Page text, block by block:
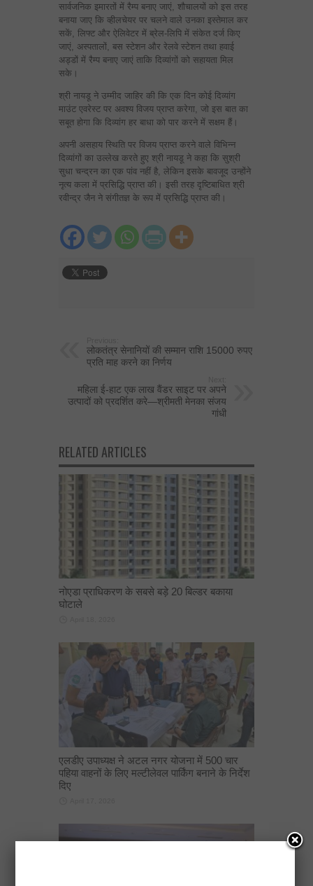
सार्वजनिक इमारतों में रैम्प बनाए जाएं, शौचालयों को इस तरह
बनाया जाए कि व्हीलचेयर पर चलने वाले उनका इस्तेमाल कर
सकें, लिफ्ट और ऐलिवेटर में ब्रेल-लिपि में संकेत दर्ज किए
जाएं, अस्पतालों, बस स्टेशन और रेलवे स्टेशन तथा हवाई
अड्डों में रैम्प बनाए जाएं ताकि दिव्यांगों को सहायता मिल
सके।
श्री नायडू ने उम्मीद जाहिर की कि एक दिन कोई दिव्यांग
माउंट एवरेस्ट पर अवश्य विजय प्राप्त करेगा, जो इस बात का
सबूत होगा कि दिव्यांग हर बाधा को पार करने में सक्षम हैं।
अपनी असहाय स्थिति पर विजय प्राप्त करने वाले विभिन्न
दिव्यांगों का उल्लेख करते हुए श्री नायडू ने कहा कि सुश्री
सुधा चन्द्रन का एक पांव नहीं है, लेकिन इसके बावजूद उन्होंने
नृत्य कला में प्रसिद्धि प्राप्त की। इसी तरह दृष्टिबाधित श्री
रवीन्द्र जैन ने संगीतज्ञ के रूप में प्रसिद्धि प्राप्त की।
लोकतंत्र सेनानियों की सम्मान राशि 15000 रुपए
प्रति माह करने का निर्णय
महिला ई-हाट एक लाख वैंडर साइट पर अपने
उत्‍पादों को प्र‍दर्शित करे—श्रीमती मेनका संजय
गांधी
RELATED ARTICLES
नोएडा प्राधिकरण के सबसे बड़े 20 बिल्डर बकाया
घोटाले
एलडीए उपाध्यक्ष ने अटल नगर योजना में 500 चार
पहिया वाहनों के लिए मल्टीलेवल पार्किंग बनाने के निर्देश
दिए